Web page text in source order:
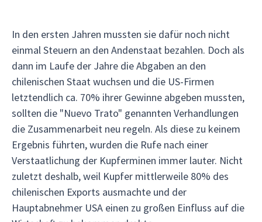
In den ersten Jahren mussten sie dafür noch nicht
einmal Steuern an den Andenstaat bezahlen. Doch als
dann im Laufe der Jahre die Abgaben an den
chilenischen Staat wuchsen und die US-Firmen
letztendlich ca. 70% ihrer Gewinne abgeben mussten,
sollten die "Nuevo Trato" genannten Verhandlungen
die Zusammenarbeit neu regeln. Als diese zu keinem
Ergebnis führten, wurden die Rufe nach einer
Verstaatlichung der Kupferminen immer lauter. Nicht
zuletzt deshalb, weil Kupfer mittlerweile 80% des
chilenischen Exports ausmachte und der
Hauptabnehmer USA einen zu großen Einfluss auf die